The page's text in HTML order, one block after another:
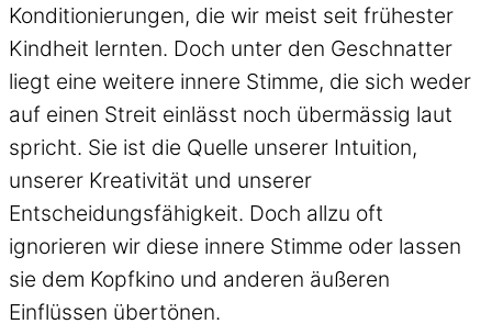
Konditionierungen, die wir meist seit frühester
Kindheit lernten. Doch unter den Geschnatter
liegt eine weitere innere Stimme, die sich weder
auf einen Streit einlässt noch übermässig laut
spricht. Sie ist die Quelle unserer Intuition,
unserer Kreativität und unserer
Entscheidungsfähigkeit. Doch allzu oft
ignorieren wir diese innere Stimme oder lassen
sie dem Kopfkino und anderen äußeren
Einflüssen übertönen.